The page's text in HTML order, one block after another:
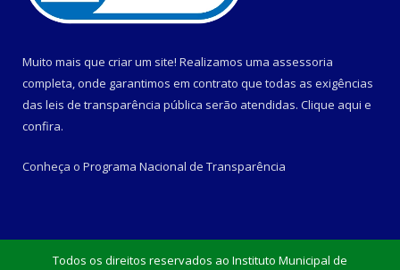
Muito mais que criar um site! Realizamos uma assessoria
completa, onde garantimos em contrato que todas as exigências
das leis de transparência pública serão atendidas. Clique aqui e
confira.
Conheça o Programa Nacional de Transparência
Todos os direitos reservados ao Instituto Municipal de